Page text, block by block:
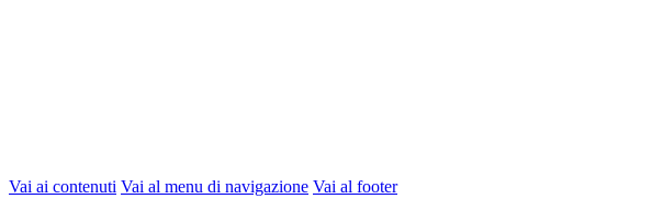
Vai ai contenuti Vai al menu di navigazione Vai al footer